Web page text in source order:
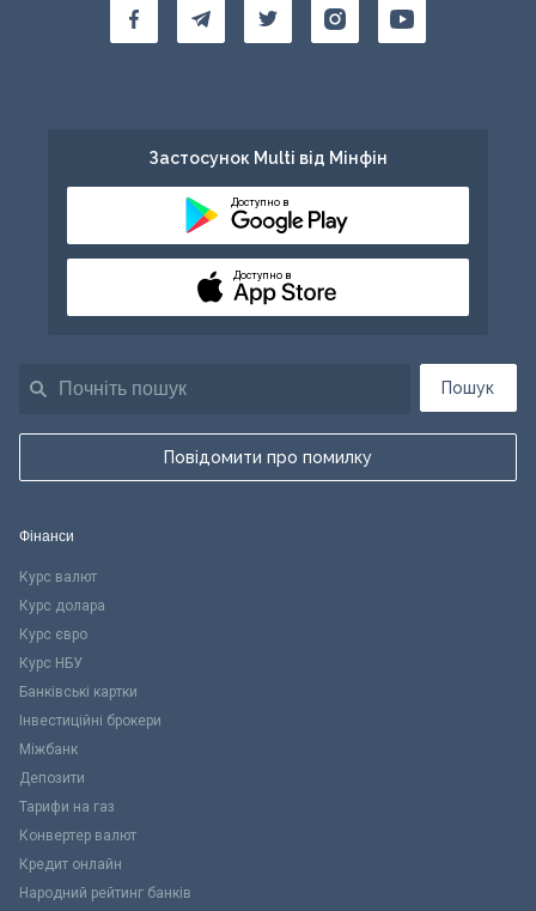
Пошук
Повідомити про помилку
Застосунок Multi від Мінфін
Доступно в
Доступно в
Фінанси
Курс валют
Курс долара
Курс євро
Курс НБУ
Банківські картки
Інвестиційні брокери
Міжбанк
Депозити
Тарифи на газ
Конвертер валют
Кредит онлайн
Народний рейтинг банків